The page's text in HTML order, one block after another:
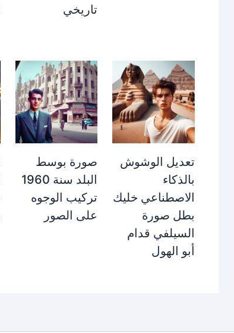
تاريخي
تعديل الوشوش
بالذكاء
الاصطناعي خليك
بطل صورة
السيلفي قدام
أبو الهول
صورة بوسط
البلد سنة 1960
تركيب الوجوه
على الصور